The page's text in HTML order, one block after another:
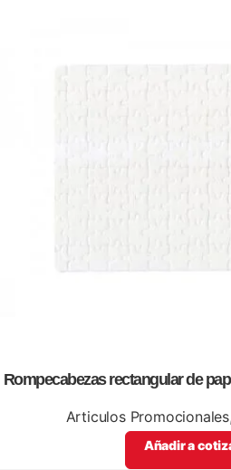
Rompecabezas rectangular de
Articulos Promocionales,
Añadir a